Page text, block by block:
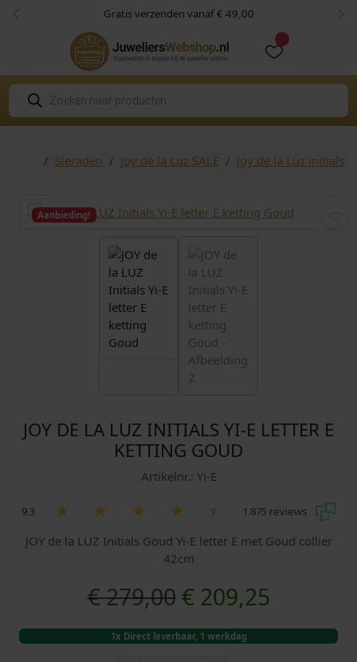
Skip to content
Skip to footer Gratis verzenden vanaf € 49,00
Vorige
P
o
d
HomeSieraden Joy de la Luz SALE Joy de la Luz initials
Aanbieding!
JOY DE LA LUZ INITIALS YI-E LETTER E
KETTING GOUD
Artikelnr.: Yi-E
9.3 1.875 reviews
JOY de la LUZ Initials Goud Yi-E letter E met Goud collier
42cm
€279,00 O
o
€209,25H
u
1x Direct leverbaar, 1 werkdag